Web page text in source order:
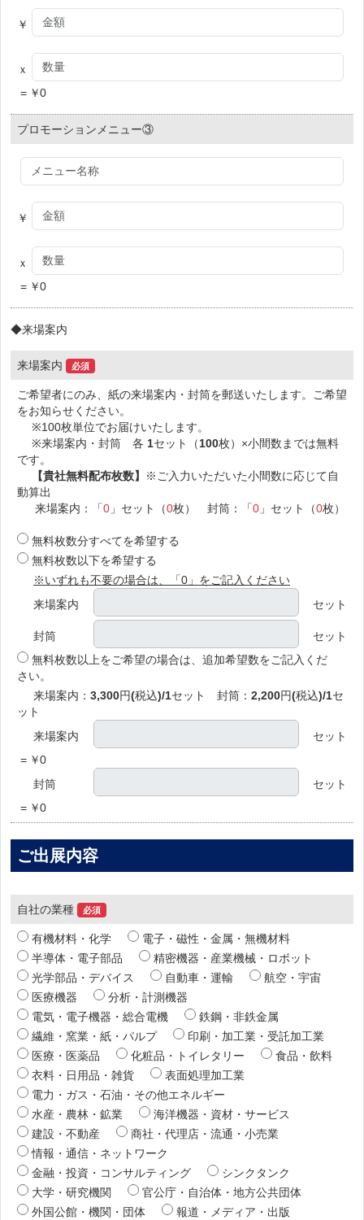
￥
ｘ
= ￥0
プロモーションメニュー③
￥
ｘ
= ￥0
◆来場案内
来場案内 必須
ご希望者にのみ、紙の来場案内・封筒を郵送いたします。ご希望
をお知らせください。
※100枚単位でお届けいたします。
※来場案内・封筒 各 1セット（100枚）×小間数までは無料
です。
【貴社無料配布枚数】
※ご入力いただいた小間数に応じて自
動算出
来場案内：「0 」セット（0枚） 封筒：「0 」セット（0枚）
無料枚数分すべてを希望する
無料枚数以下を希望する
※いずれも不要の場合は、「0」をご記入ください
来場案内
セット
封筒
セット
無料枚数以上をご希望の場合は、追加希望数をご記入くだ
さい。
来場案内： 3,300円(税込)/1セット 封筒： 2,200円(税込)/1セ
ット
来場案内
セット
= ￥0
封筒
セット
= ￥0
ご出展内容
自社の業種 必須
有機材料・化学
電子・磁性・金属・無機材料
半導体・電子部品
精密機器・産業機械・ロボット
光学部品・デバイス
自動車・運輸
航空・宇宙
医療機器
分析・計測機器
電気・電子機器・総合電機
鉄鋼・非鉄金属
繊維・窯業・紙・パルプ
印刷・加工業・受託加工業
医療・医薬品
化粧品・トイレタリー
食品・飲料
衣料・日用品・雑貨
表面処理加工業
電力・ガス・石油・その他エネルギー
水産・農林・鉱業
海洋機器・資材・サービス
建設・不動産
商社・代理店・流通・小売業
情報・通信・ネットワーク
金融・投資・コンサルティング
シンクタンク
大学・研究機関
官公庁・自治体・地方公共団体
外国公館・機関・団体
報道・メディア・出版